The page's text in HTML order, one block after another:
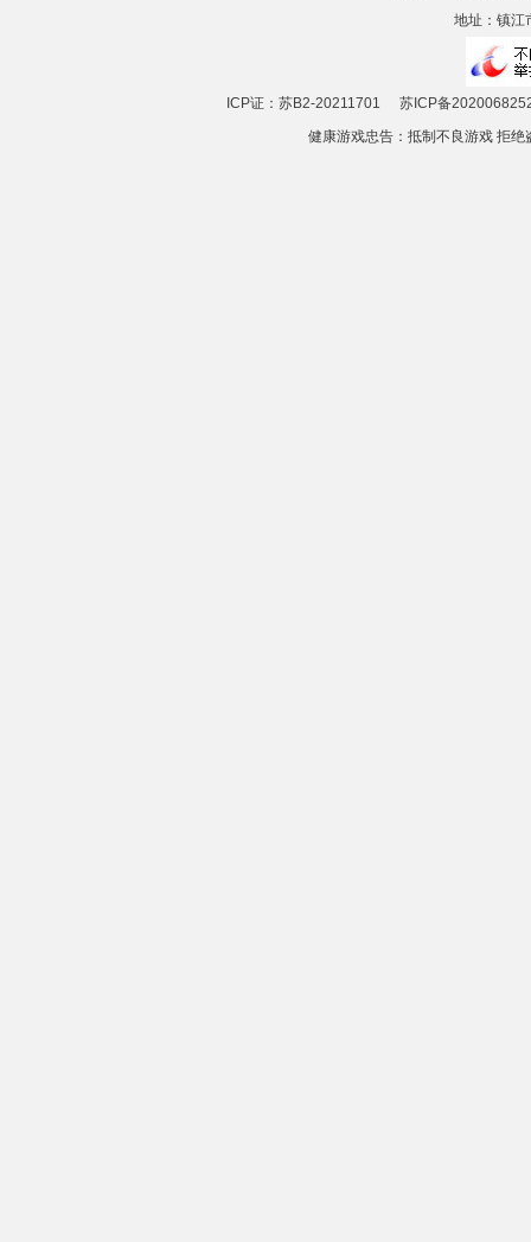
地址：镇江
ICP证：苏B2-20211701
苏ICP备
健康游戏忠告：抵制不良游戏 拒